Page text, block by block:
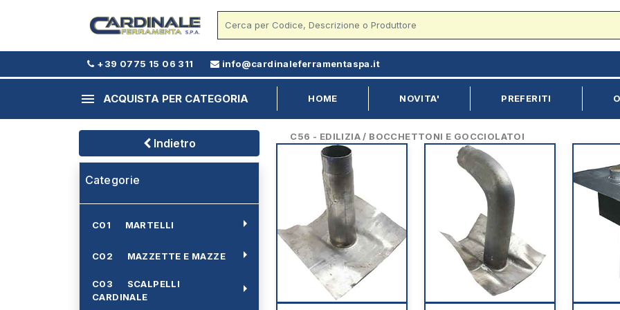
+39 0775 15 06 311 info@cardinaleferramentaspa.it
menu ACQUISTA PER CATEGORIA HOME NOVITA' PREFERITI
Indietro
Categorie
C01 MARTELLI arrow_right
C02 MAZZETTE E MAZZE arrow_right
C03 SCALPELLI
CARDINALE
arrow_right
C56 - EDILIZIA / BOCCHETTONI E GOCCIOLATOI